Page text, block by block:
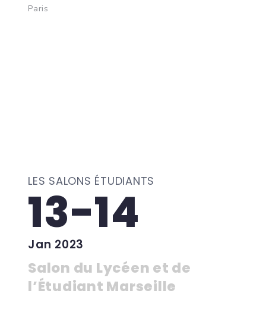
Paris
LES SALONS ÉTUDIANTS
13-14
Jan 2023
Salon du Lycéen et de
l’Étudiant Marseille